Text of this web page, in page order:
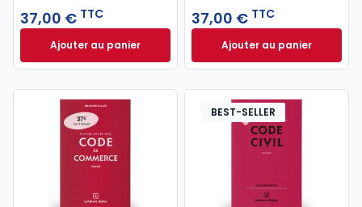
37,00 € TTC
Ajouter au panierCode de procédure pénale 2027 annoté. Édition
37,00 € TTC
Ajouter au panier
Code de
BEST-SELLER